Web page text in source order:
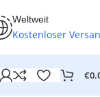
Weltweit
Kostenloser
€